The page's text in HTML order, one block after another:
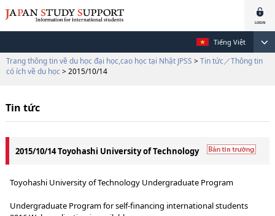
Tiếng Việt
Trang thông tin về du học đại học,cao học tại Nhật JPSS > Tin tức／Thông tin
có ích về du học > 2015/10/14
Tin tức
2015/10/14 Toyohashi University of Technology
Toyohashi University of Technology Undergraduate Program
Undergraduate Program for self-financing international students